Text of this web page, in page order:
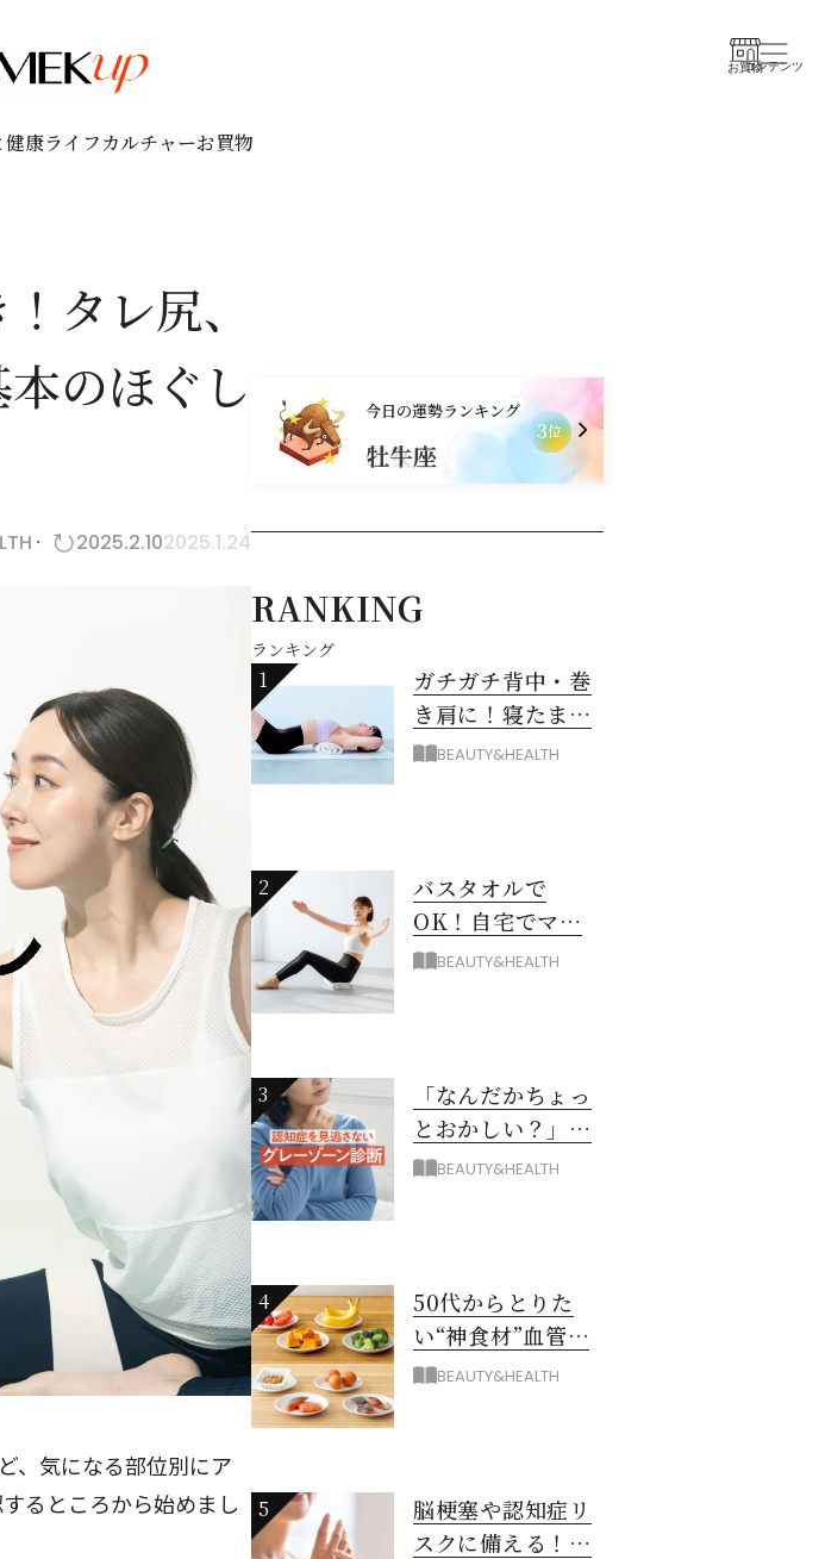
お買物コンテンツ
健康ライフカルチャーお買物
タレ尻、
のほぐし
2025.2.102025.1.24
、気になる部位別にア
るところから始めまし
今日の運勢ランキング
牡牛座
3位
RANKING
ランキング
1
ガチガチ背中・巻
き肩に！寝たまま
バスタオル「おう
BEAUTY&HEALTH
2
バスタオルで
OK！自宅でマシ
ン級に骨から整え
BEAUTY&HEALTH
3
「なんだかちょっ
とおかしい？」を
見逃さない！ 認知
BEAUTY&HEALTH
4
50代からとりた
い“神食材”血管と
脳を若々しく保つ
BEAUTY&HEALTH
5
脳梗塞や認知症リ
スクに備える！ゴ